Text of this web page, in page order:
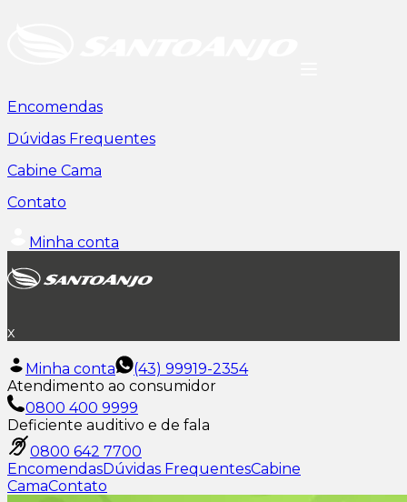
Encomendas
Dúvidas Frequentes
Cabine Cama
Contato
Minha conta
x
Minha conta
(43) 99919-2354
Atendimento ao consumidor
0800 400 9999
Deficiente auditivo e de fala
0800 642 7700
EncomendasDúvidas FrequentesCabine
CamaContato